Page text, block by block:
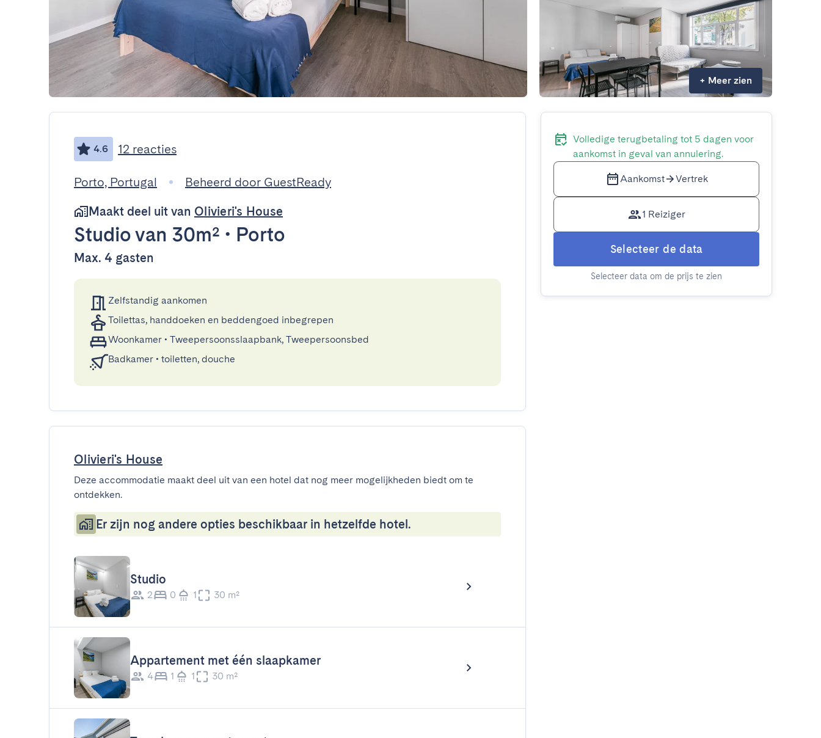
+ Meer zien
4.6 12 reacties
Porto, Portugal
Beheerd door GuestReady
Maakt deel uit van Olivieri's House
Studiovan 30m² • Porto
Max. 4 gasten
Zelfstandig aankomen
Toilettas, handdoeken en beddengoed inbegrepen
Woonkamer • Tweepersoonsslaapbank, Tweepersoonsbed
Badkamer • toiletten, douche
Olivieri's House
Deze accommodatie maakt deel uit van een hotel dat nog meer mogelijkheden biedt om te
ontdekken.
Er zijn nog andere opties beschikbaar in hetzelfde hotel.
Studio
2 0 1 30 m²
Appartement met één slaapkamer
4 1 1 30 m²
Volledige terugbetaling tot 5 dagen voor
aankomst in geval van annulering.
Aankomst Vertrek
1 Reiziger
Selecteer de data
Selecteer data om de prijs te zien